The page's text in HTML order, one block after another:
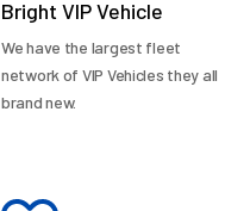
Bright VIP Vehicle
We have the largest fleet
network of VIP Vehicles they all
brand new.